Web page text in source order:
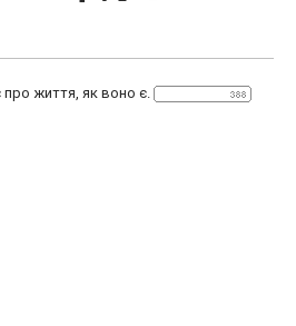
життя, як воно є.